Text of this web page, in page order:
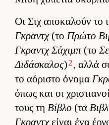
Οι Σιχ αποκαλούν το
Γκραντχ(το Πρώτο
Γκραντχ Σάχιμπ (το
Διδάσκαλος) 2 , αλλά
το αόριστο όνομα
όπως και οι
τους τη Βίβλο (τα
Γκραντχεί­ναι ένα